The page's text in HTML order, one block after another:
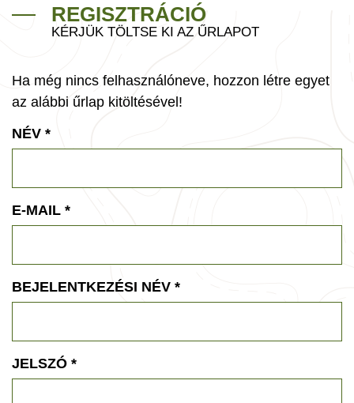
REGISZTRÁCIÓ
KÉRJÜK TÖLTSE KI AZ ŰRLAPOT
Ha még nincs felhasználóneve, hozzon létre egyet
az alábbi űrlap kitöltésével!
NÉV *
E-MAIL *
BEJELENTKEZÉSI NÉV *
JELSZÓ *